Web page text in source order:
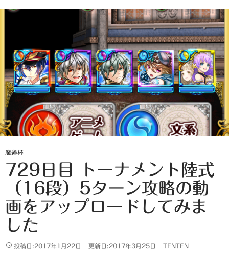
魔道杯
729日目 トーナメント陸式
（16段）5ターン攻略の動
画をアップロードしてみま
した
投稿日:2017年1月22日 更新日:2017年3月25日 TENTEN